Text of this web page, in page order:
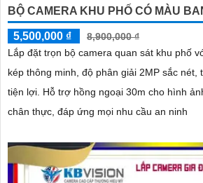
BỘ CAMERA KHU PHỐ CÓ MÀU
5,500,000 ₫
8,900,000 ₫
Lắp đặt trọn bộ camera quan sát khu phố
kép thông minh, độ phân giải 2MP sắc nét,
tiện lợi. Hỗ trợ hồng ngoại 30m cho hình ảnh ban đêm có màu sắc
chân thực, đáp ứng mọi nhu cầu an ninh